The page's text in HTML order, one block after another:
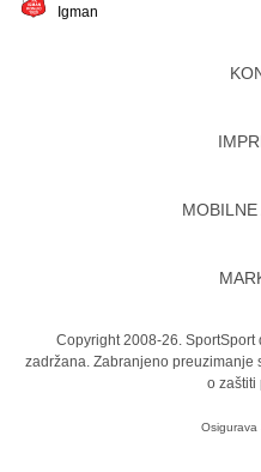
Igman
Copyright 2008-26.
zadržana. Zabranjeno preuzimanje
o zaštiti
Osigurava